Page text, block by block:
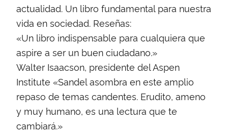
actualidad. Un libro fundamental para nuestra
vida en sociedad. Reseñas:
«Un libro indispensable para cualquiera que
aspire a ser un buen ciudadano.»
Walter Isaacson, presidente del Aspen
Institute «Sandel asombra en este amplio
repaso de temas candentes. Erudito, ameno
y muy humano, es una lectura que te
cambiará.»